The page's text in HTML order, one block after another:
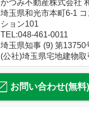
かつみ不動産株式会社
埼玉県和光市本町6-1
ション101
TEL:048-461-0011
埼玉県知事 (9) 第13750
(公社)埼玉県宅地建物取
お問い合わせ(無料)